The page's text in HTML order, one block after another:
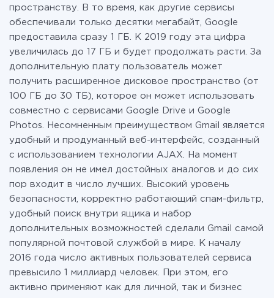
пространству. В то время, как другие сервисы
обеспечивали только десятки мегабайт, Google
предоставила сразу 1 ГБ. К 2019 году эта цифра
увеличилась до 17 ГБ и будет продолжать расти. За
дополнительную плату пользователь может
получить расширенное дисковое пространство (от
100 ГБ до 30 ТБ), которое он может использовать
совместно с сервисами Google Drive и Google
Photos. Несомненным преимуществом Gmail является
удобный и продуманный веб-интерфейс, созданный
с использованием технологии AJAX. На момент
появления он не имел достойных аналогов и до сих
пор входит в число лучших. Высокий уровень
безопасности, корректно работающий спам-фильтр,
удобный поиск внутри ящика и набор
дополнительных возможностей сделали Gmail самой
популярной почтовой службой в мире. К началу
2016 года число активных пользователей сервиса
превысило 1 миллиард человек. При этом, его
активно применяют как для личной, так и бизнес